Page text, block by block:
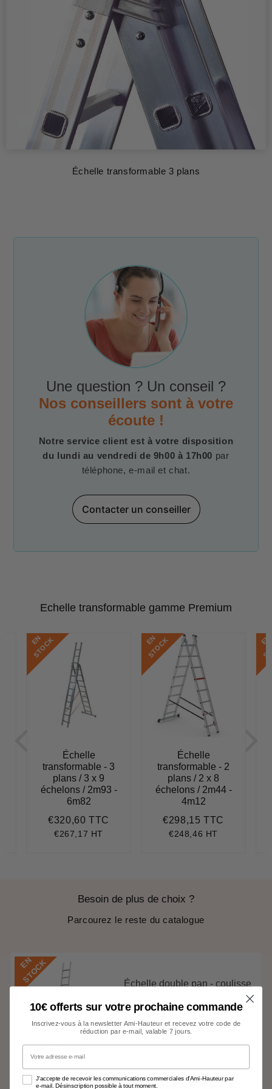
Échelle transformable 3 plans
Une question ? Un conseil ?
Nos conseillers sont à votre
écoute !
Notre service client est à votre disposition
du lundi au vendredi de 9h00 à 17h00 par
téléphone, e-mail et chat.
Contacter un conseiller
Echelle transformable gamme Premium
E
N
S
T
O
C
K
Échelle
transformable - 3
plans / 3 x 9
échelons / 2m93 -
6m82
Prix
régulier
€320,60 TTC
€267,17 HT
E
N
S
T
O
C
K
Échelle
transformable - 2
plans / 2 x 8
échelons / 2m44 -
4m12
Prix
régulier
€298,15 TTC
€248,46 HT
E
N
S
T
O
C
Besoin de plus de choix ?
Parcourez le reste du catalogue
E
N
S
T
O
C
K
Échelle double pan - coulisse
Prix
régulier
€213,28 TTC€177,73 HT
10€ offerts sur votre prochaine commande
Inscrivez-vous à la newsletter Ami-Hauteur et recevez votre code de
réduction par e-mail, valable 7 jours.
Votre adresse e-mail
J'accepte de recevoir les communications commerciales d'Ami-Hauteur par
e-mail. Désinscription possible à tout moment.